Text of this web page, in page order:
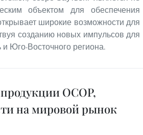
объектом для обеспечения
широкие возможности для
созданию новых импульсов для
Юго-Восточного региона.
OCOP,
на мировой рынок